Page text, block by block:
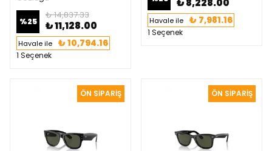
%25
₺ 14,837.33
₺ 11,128.00
Havale ile ₺ 10,794.16
1 Seçenek
₺ 8,228.00
Havale ile ₺ 7,981.16
1 Seçenek